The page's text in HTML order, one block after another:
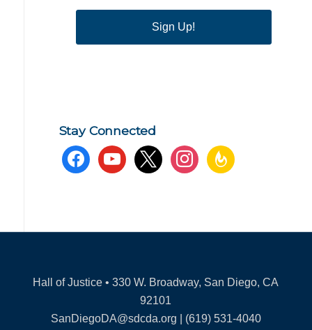
Sign Up!
Stay Connected
facebookyoutube x instagramfeedburner
Hall of Justice • 330 W. Broadway, San Diego, CA
92101
SanDiegoDA@sdcda.org | (619) 531-4040